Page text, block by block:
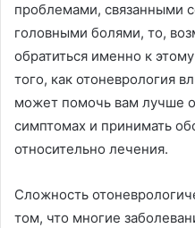
проблемами, связанными
головными болями, то,
обратиться именно к
того, как отоневрология
может помочь вам лучше
симптомах и принимать
относительно лечения.
Сложность
том, что многие